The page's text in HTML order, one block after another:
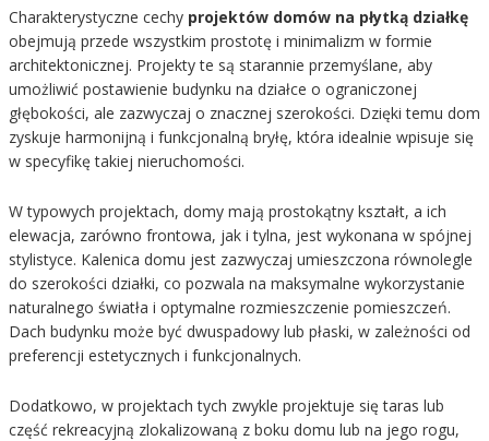
Charakterystyczne cechy projektów domów na płytką działkę
obejmują przede wszystkim prostotę i minimalizm w formie
architektonicznej. Projekty te są starannie przemyślane, aby
umożliwić postawienie budynku na działce o ograniczonej
głębokości, ale zazwyczaj o znacznej szerokości. Dzięki temu dom
zyskuje harmonijną i funkcjonalną bryłę, która idealnie wpisuje się
w specyfikę takiej nieruchomości.
W typowych projektach, domy mają prostokątny kształt, a ich
elewacja, zarówno frontowa, jak i tylna, jest wykonana w spójnej
stylistyce. Kalenica domu jest zazwyczaj umieszczona równolegle
do szerokości działki, co pozwala na maksymalne wykorzystanie
naturalnego światła i optymalne rozmieszczenie pomieszczeń.
Dach budynku może być dwuspadowy lub płaski, w zależności od
preferencji estetycznych i funkcjonalnych.
Dodatkowo, w projektach tych zwykle projektuje się taras lub
część rekreacyjną zlokalizowaną z boku domu lub na jego rogu,